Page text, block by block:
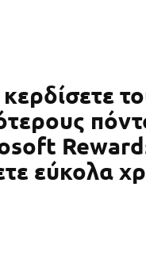
εύκολα